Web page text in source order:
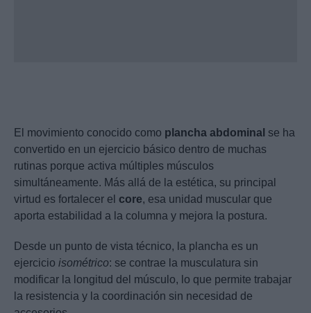
El movimiento conocido como plancha abdominal se ha
convertido en un ejercicio básico dentro de muchas
rutinas porque activa múltiples músculos
simultáneamente. Más allá de la estética, su principal
virtud es fortalecer el core, esa unidad muscular que
aporta estabilidad a la columna y mejora la postura.
Desde un punto de vista técnico, la plancha es un
ejercicio isométrico: se contrae la musculatura sin
modificar la longitud del músculo, lo que permite trabajar
la resistencia y la coordinación sin necesidad de